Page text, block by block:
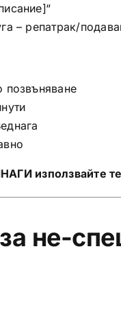
– репатрак/
позвъняване
използвайте
не-